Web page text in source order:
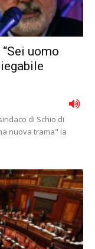
uomo
di Schio di
nuova trama" la